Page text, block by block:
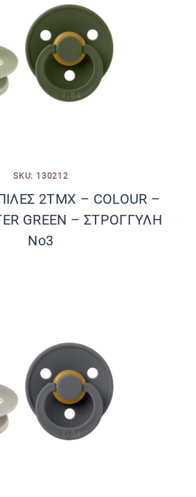
SKU: 130212
2ΤΜΧ – COLOUR –
GREEN – ΣΤΡΟΓΓΥΛΗ
No3